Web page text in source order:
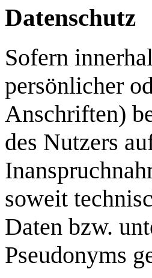
Datenschutz
Sofern
persönlicher
Anschriften)
des Nutzers
soweit
Daten bzw.
Pseudonyms